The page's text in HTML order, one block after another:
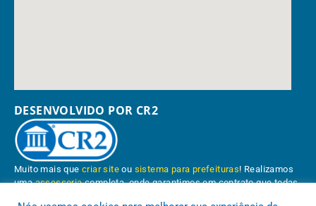
DESENVOLVIDO POR CR2
Muito mais quecriar site ou sistema para prefeituras! Realizamos
umaassessoriacompleta, onde garantimos em contrato que todas